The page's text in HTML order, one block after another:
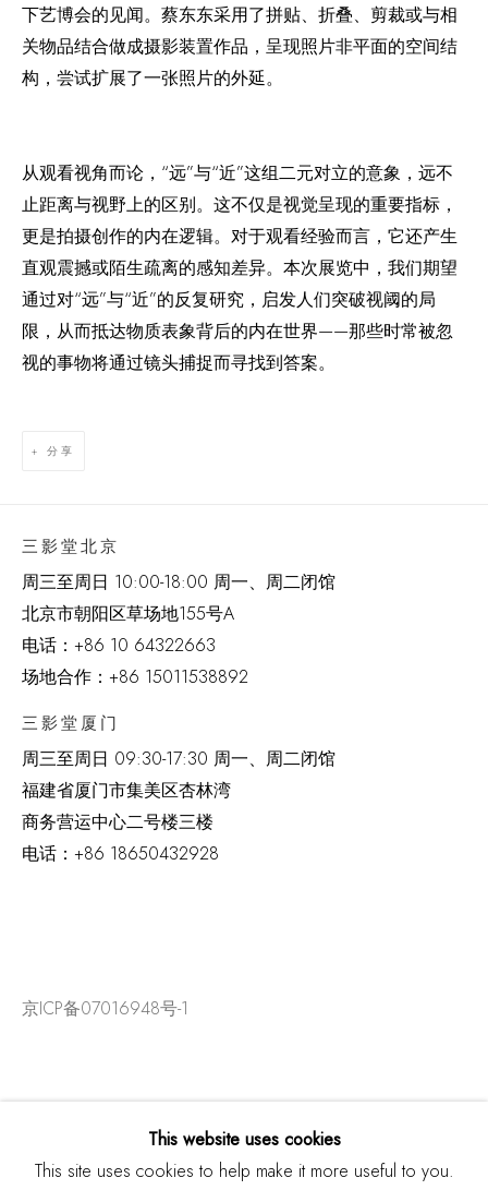
下艺博会的见闻。蔡东东采用了拼贴、折叠、剪裁或与相
关物品结合做成摄影装置作品，呈现照片非平面的空间结
构，尝试扩展了一张照片的外延。
从观看视角而论，“远”与“近”这组二元对立的意象，远不
止距离与视野上的区别。这不仅是视觉呈现的重要指标，
更是拍摄创作的内在逻辑。对于观看经验而言，它还产生
直观震撼或陌生疏离的感知差异。本次展览中，我们期望
通过对“远”与“近”的反复研究，启发人们突破视阈的局
限，从而抵达物质表象背后的内在世界——那些时常被忽
视的事物将通过镜头捕捉而寻找到答案。
分享
三影堂北京
周三至周日 10:00-18:00 周一、周二闭馆
北京市朝阳区草场地155号A
电话： +86 10 64322663
场地合作：+86 15011538892
三影堂厦门
周三至周日 09:30-17:30 周一、周二闭馆
福建省厦门市集美区杏林湾
商务营运中心二号楼三楼
电话： +86 18650432928
京ICP备07016948号-1
This website uses cookies
This site uses cookies to help make it more useful to you.